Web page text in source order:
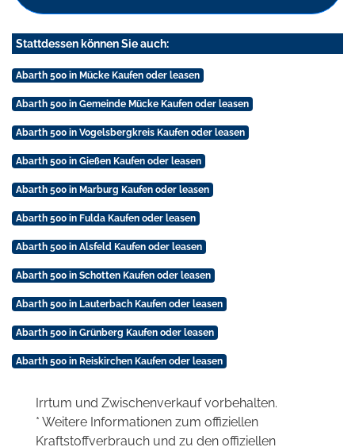
Stattdessen können Sie auch:
Abarth 500 in Mücke Kaufen oder leasen
Abarth 500 in Gemeinde Mücke Kaufen oder leasen
Abarth 500 in Vogelsbergkreis Kaufen oder leasen
Abarth 500 in Gießen Kaufen oder leasen
Abarth 500 in Marburg Kaufen oder leasen
Abarth 500 in Fulda Kaufen oder leasen
Abarth 500 in Alsfeld Kaufen oder leasen
Abarth 500 in Schotten Kaufen oder leasen
Abarth 500 in Lauterbach Kaufen oder leasen
Abarth 500 in Grünberg Kaufen oder leasen
Abarth 500 in Reiskirchen Kaufen oder leasen
Irrtum und Zwischenverkauf vorbehalten.
* Weitere Informationen zum offiziellen
Kraftstoffverbrauch und zu den offiziellen